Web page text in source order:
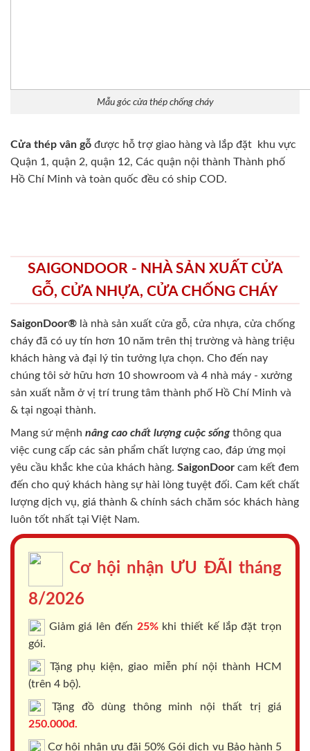
Mẫu góc cửa thép chống cháy
Cửa thép vân gỗ được hỗ trợ giao hàng và lắp đặt khu vực
Quận 1, quận 2, quận 12, Các quận nội thành Thành phố
Hồ Chí Minh và toàn quốc đều có ship COD.
SAIGONDOOR - NHÀ SẢN XUẤT CỬA
GỖ, CỬA NHỰA, CỬA CHỐNG CHÁY
SaigonDoor® là nhà sản xuất cửa gỗ, cửa nhựa, cửa chống
cháy đã có uy tín hơn 10 năm trên thị trường và hàng triệu
khách hàng và đại lý tin tưởng lựa chọn. Cho đến nay
chúng tôi sở hữu hơn 10 showroom và 4 nhà máy - xưởng
sản xuất nằm ở vị trí trung tâm thành phố Hồ Chí Minh và
& tại ngoại thành.
Mang sứ mệnh nâng cao chất lượng cuộc sốngthông qua
việc cung cấp các sản phẩm chất lượng cao, đáp ứng mọi
yêu cầu khắc khe của khách hàng. SaigonDoor cam kết đem
đến cho quý khách hàng sự hài lòng tuyệt đối. Cam kết chất
lượng dịch vụ, giá thành & chính sách chăm sóc khách hàng
luôn tốt nhất tại Việt Nam.
Cơ hội nhận ƯU ĐÃI tháng
8/2026
Giảm giá lên đến 25%khi thiết kế lắp đặt trọn
gói.
Tặng phụ kiện, giao miễn phí nội thành HCM
(trên 4 bộ).
Tặng đồ dùng thông minh nội thất trị giá
250.000đ.
Cơ hội nhận ưu đãi 50% Gói dịch vụ Bảo hành 5